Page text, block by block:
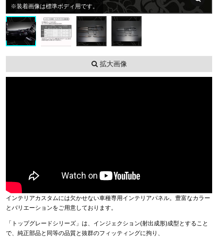
※装着画像は標準ボディ用です。
拡大画像
インテリアカスタムには欠かせない車種専用インテリアパネル。豊富なカラー
とバリエーションをご用意しております。
「トップグレードシリーズ」は、インジェクション(射出成形)成型とすること
で、純正部品と同等の品質と抜群のフィッティングに拘り、